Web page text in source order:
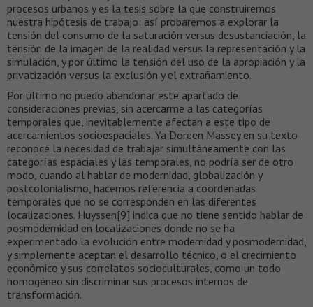
procesos urbanos y es la tesis sobre la que construiremos
nuestra hipótesis de trabajo: así probaremos a explorar la
tensión del consumo de la saturación versus desustanciación, la
tensión de la imagen de la realidad versus la representación y la
simulación, y por último la tensión del uso de la apropiación y la
privatización versus la exclusión y el extrañamiento.
Por último no puedo abandonar este apartado de
consideraciones previas, sin acercarme a las categorías
temporales que, inevitablemente afectan a este tipo de
acercamientos socioespaciales. Ya Doreen Massey en su texto
reconoce la necesidad de trabajar simultáneamente con las
categorías espaciales y las temporales, no podría ser de otro
modo, cuando al hablar de modernidad, globalización y
postcolonialismo, hacemos referencia a coordenadas
temporales que no se corresponden en las diferentes
localizaciones. Huyssen[9] indica que no tiene sentido hablar de
posmodernidad en localizaciones donde no se ha
experimentado la evolución entre modernidad y posmodernidad,
y simplemente aceptan el desarrollo técnico, o el crecimiento
económico y sus correlatos socioculturales, como un todo
homogéneo sin discriminar sus procesos internos de
transformación.